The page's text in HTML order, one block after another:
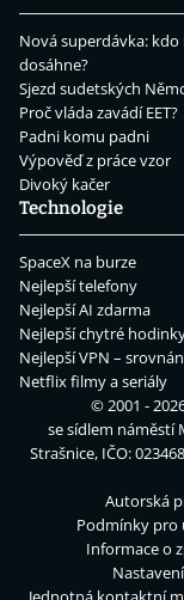
Nová superdávka: kdo
dosáhne?
Sjezd sudetských
Proč vláda zavádí EET?
Padni komu padni
Výpověď z práce vzor
Divoký kačer
Technologie
SpaceX na burze
Nejlepší telefony
Nejlepší AI zdarma
Nejlepší chytré
Nejlepší VPN –
Netflix filmy a seriály
© 2001 -
se sídlem náměstí
Strašnice, IČO:
Autorská
Podmínky pro
Informace o